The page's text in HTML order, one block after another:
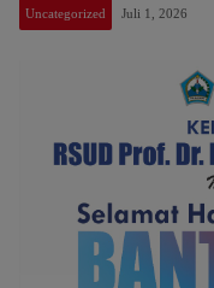
Uncategorized Juli 1, 2026